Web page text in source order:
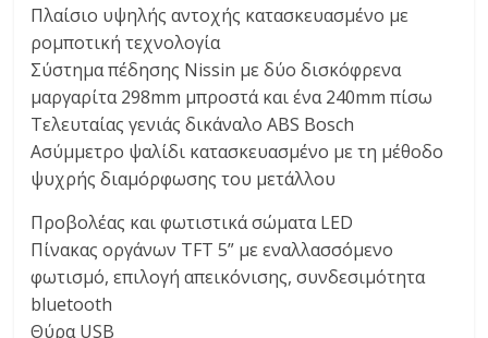
Πλαίσιο υψηλής αντοχής κατασκευασμένο με
ρομποτική τεχνολογία
Σύστημα πέδησης Nissin με δύο δισκόφρενα
μαργαρίτα 298mm μπροστά και ένα 240mm πίσω
Τελευταίας γενιάς δικάναλο ABS Bosch
Ασύμμετρο ψαλίδι κατασκευασμένο με τη μέθοδο
ψυχρής διαμόρφωσης του μετάλλου
Προβολέας και φωτιστικά σώματα LED
Πίνακας οργάνων TFT 5” με εναλλασσόμενο
φωτισμό, επιλογή απεικόνισης, συνδεσιμότητα
bluetooth
Θύρα USB